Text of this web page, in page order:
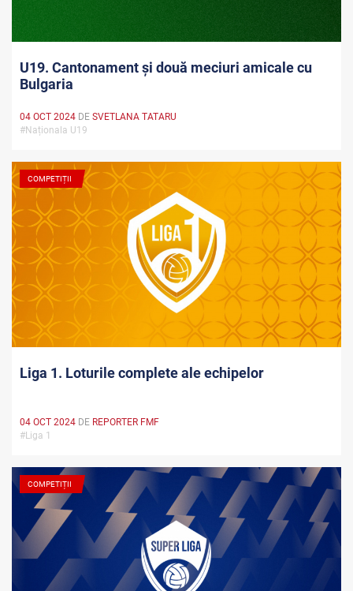
U19. Cantonament și două meciuri amicale cu
Bulgaria
04 OCT 2024 DE SVETLANA TATARU
#Naționala U19
COMPETIȚII
Liga 1. Loturile complete ale echipelor
04 OCT 2024 DE REPORTER FMF
#Liga 1
COMPETIȚII